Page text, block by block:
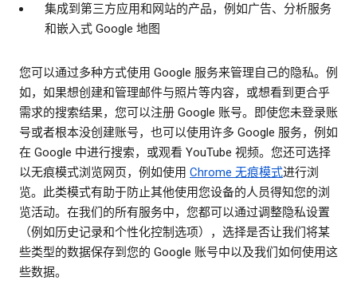
集成到第三方应用和网站的产品，例如广告、分析服务
和嵌入式 Google 地图
您可以通过多种方式使用 Google 服务来管理自己的隐私。例
如，如果想创建和管理邮件与照片等内容，或想看到更合乎
需求的搜索结果，您可以注册 Google 账号。即使您未登录账
号或者根本没创建账号，也可以使用许多 Google 服务，例如
在 Google 中进行搜索，或观看 YouTube 视频。您还可选择
以无痕模式浏览网页，例如使用 Chrome 无痕模式进行浏
览。此类模式有助于防止其他使用您设备的人员得知您的浏
览活动。在我们的所有服务中，您都可以通过调整隐私设置
（例如历史记录和个性化控制选项），选择是否让我们将某
些类型的数据保存到您的 Google 账号中以及我们如何使用这
些数据。